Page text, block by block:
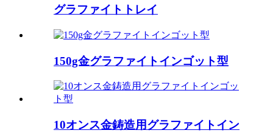
グラファイトトレイ
150g金グラファイトインゴット型
10オンス金鋳造用グラファイトイン